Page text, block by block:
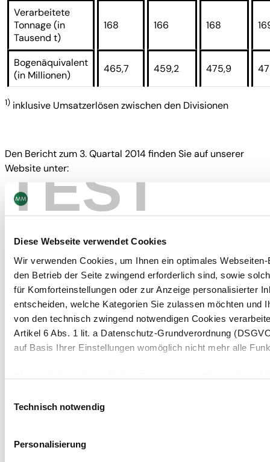
TEST
Diese Webseite verwendet Cookies
Wir verwenden Cookies, um Ihnen ein optimales
den Betrieb der Seite zwingend erforderlich sind, sowie
für Komforteinstellungen oder zur Anzeige personalisierter
entscheiden, welche Kategorien Sie zulassen möchten und
von den technisch zwingend notwendigen Cookies
Artikel 6 Abs. 1 lit. a Datenschutz-Grundverordnung
auf Basis Ihrer Einstellungen womöglich nicht mehr alle
Hinweis auf die Übermittlung Ihrer auf dieser Webseite
mit "Auswahl bestätigen" auswählen, willigen Sie zugleich
Technisch notwendig
Personalisierung
Verarbeitete
Tonnage (in
Tausend t)
168 166 168
Bogenäquivalent
(in Millionen)
465,7 459,2 475,9
1) inklusive Umsatzerlösen zwischen den Divisionen
Den Bericht zum 3. Quartal 2014 finden Sie auf unserer
Website unter:
www.mayr-melnhof.com.
Nächster Termin:
24. März 2015 Jahresergebnis 2014
Navigation
Menschen
NACHHALTIGKEIT
Werkzeuge
Kontakt
Newsletter abonnieren